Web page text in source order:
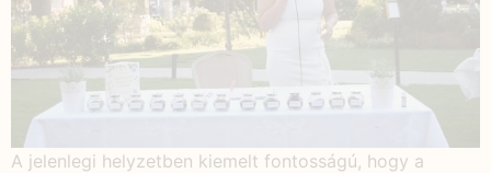
A jelenlegi helyzetben kiemelt fontosságú, hogy a